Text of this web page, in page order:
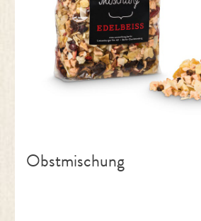
Obstmischung